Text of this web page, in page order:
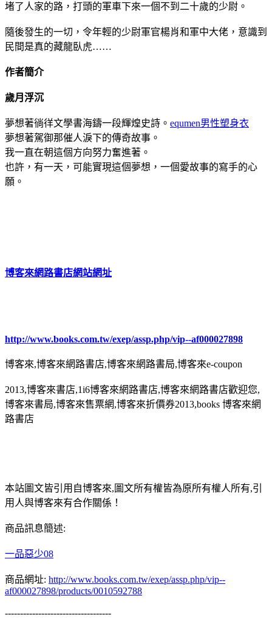
堵了人家的路，打頭的軍車下來一個不到二十歲的少尉。
隨後發生的一切，令年輕的少尉軍官楊肖和軍中大佬，意識到
民間是真的藏龍臥虎……
作者簡介
歲月浮沉
夢想著徜徉文學書海鑄一段輝煌史詩。 equmen男性塑身衣
夢想著駕御那催人淚下的傳奇故事。
我一直在朝這個方向努力奮進著。
也許，有一天，可能實現這個夢想，一個愛故事的寫手的心
願。
博客來網路書店網站網址
http://www.books.com.tw/exep/assp.php/vip--af000027898
博客來,博客來網路書店,博客來網路書局,博客來e-coupon
2013,博客來書店,1i6博客來網路書店,博客來網路書店歡迎您,
博客來書局,博客來售票網,博客來折價券2013,books 博客來網
路書店
本站圖文皆引用自博客來,圖文所有權皆為原所有權人所有,引
用人與博客來有合作關係！
商品訊息簡述:
一品惡少08
商品網址: http://www.books.com.tw/exep/assp.php/vip--
af000027898/products/0010592788
-----------------------------------